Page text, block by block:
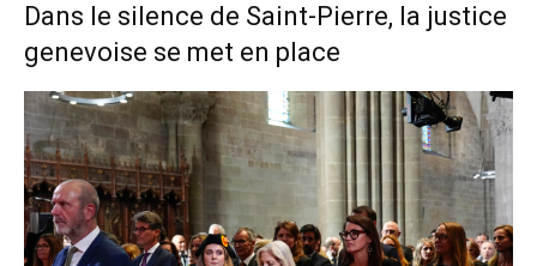
Dans le silence de Saint-Pierre, la justice
genevoise se met en place